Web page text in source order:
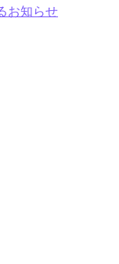
お知らせ